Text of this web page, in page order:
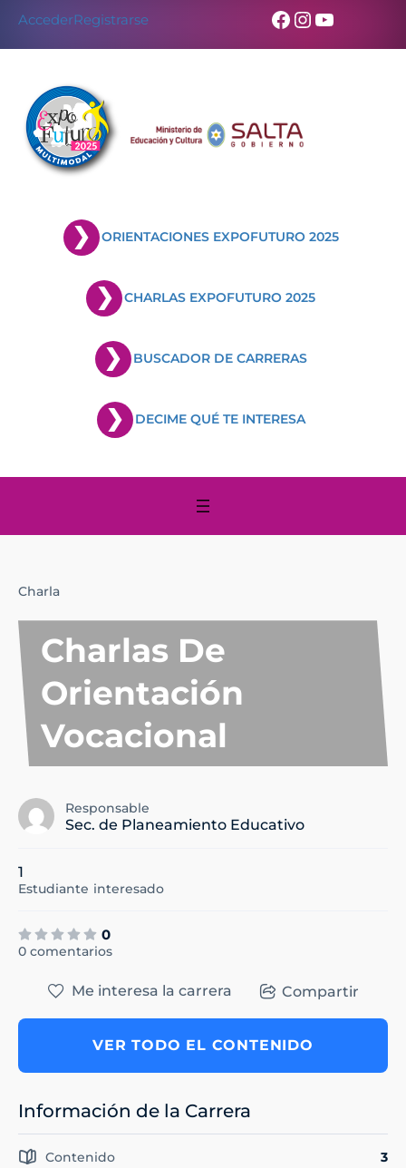
AccederRegistrarse Facebook
Instagram
YouTube
ORIENTACIONES EXPOFUTURO 2025
CHARLAS EXPOFUTURO 2025
BUSCADOR DE CARRERAS
DECIME QUÉ TE INTERESA
Charla
Charlas De
Orientación
Vocacional
Responsable
Sec. de Planeamiento Educativo
1
Estudiante interesado
0
0 comentarios
Me interesa la carrera Compartir
VER TODO EL CONTENIDO
Información de la Carrera
Contenido 3